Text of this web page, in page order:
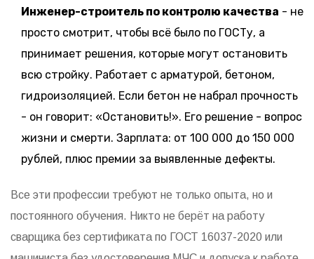
Инженер-строитель по контролю качества - не
просто смотрит, чтобы всё было по ГОСТу, а
принимает решения, которые могут остановить
всю стройку. Работает с арматурой, бетоном,
гидроизоляцией. Если бетон не набрал прочность
- он говорит: «Остановить!». Его решение - вопрос
жизни и смерти. Зарплата: от 100 000 до 150 000
рублей, плюс премии за выявленные дефекты.
Все эти профессии требуют не только опыта, но и
постоянного обучения. Никто не берёт на работу
сварщика без сертификата по ГОСТ 16037-2020 или